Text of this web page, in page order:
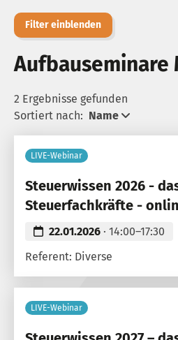
Filter einblenden
2 Ergebnisse gefunden
Sortiert nach: Name
LIVE-Webinar
Steuerwissen 2026 -
Steuerfachkräfte -
22.01.2026 · 14:00–17:30
Referent: Diverse
LIVE-Webinar